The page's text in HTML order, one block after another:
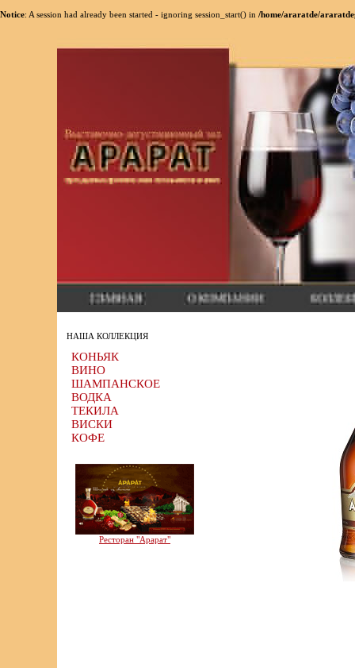
Notice: A session had already been started - ignoring session_start() in /home/araratde/
НАША КОЛЛЕКЦИЯ
КОНЬЯК
ВИНО
ШАМПАНСКОЕ
ВОДКА
ТЕКИЛА
ВИСКИ
КОФЕ
Ресторан "Арарат"